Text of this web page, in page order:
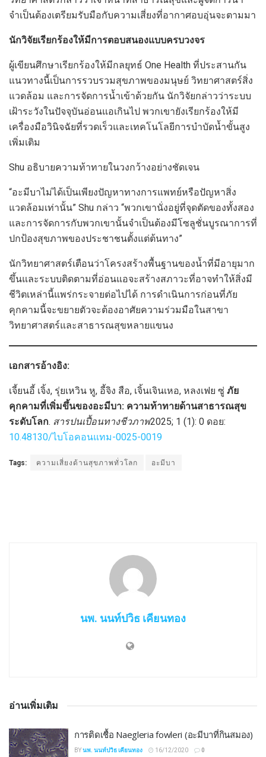
จำเป็นต้องเตรียมรับมือกับความเสี่ยงที่อากาศอบอุ่นจะตามมา
นักวิจัยเรียกร้องให้มีการตอบสนองแบบครบวงจร
ผู้เขียนศึกษาเรียกร้องให้มีกลยุทธ์ One Health ที่ประสานกัน
แนวทางนี้เป็นการรวบรวมสุขภาพของมนุษย์ วิทยาศาสตร์สิ่ง
แวดล้อม และการจัดการน้ำเข้าด้วยกัน นักวิจัยกล่าวว่าระบบ
เฝ้าระวังในปัจจุบันอ่อนแอเกินไป พวกเขายังเรียกร้องให้มี
เครื่องมือวินิจฉัยที่รวดเร็วและเทคโนโลยีการบำบัดน้ำขั้นสูง
เพิ่มเติม
Shu อธิบายความท้าทายในวงกว้างอย่างชัดเจน
“อะมีบาไม่ได้เป็นเพียงปัญหาทางการแพทย์หรือปัญหาสิ่ง
แวดล้อมเท่านั้น” Shu กล่าว “พวกเขานั่งอยู่ที่จุดตัดของทั้งสอง
และการจัดการกับพวกเขานั้นจำเป็นต้องมีโซลูชั่นบูรณาการที่
ปกป้องสุขภาพของประชาชนตั้งแต่ต้นทาง”
นักวิทยาศาสตร์เตือนว่าโครงสร้างพื้นฐานของน้ำที่มีอายุมาก
ขึ้นและระบบติดตามที่อ่อนแอจะสร้างสภาวะที่อาจทำให้สิ่งมี
ชีวิตเหล่านี้แพร่กระจายต่อไปได้ การดำเนินการก่อนที่ภัย
คุกคามนี้จะขยายตัวจะต้องอาศัยความร่วมมือในสาขา
วิทยาศาสตร์และสาธารณสุขหลายแขนง
เอกสารอ้างอิง:
เจี้ยนอี้ เจิ้ง, รุ่ยเหวิน หู, อี้จิง สือ, เจิ้นเจินเหอ, หลงเฟย ซู่ ภัย
คุกคามที่เพิ่มขึ้นของอะมีบา: ความท้าทายด้านสาธารณสุข
ระดับโลก. สารปนเปื้อนทางชีวภาพ2025; 1 (1): 0 ดอย:
10.48130/ไบโอคอนแทม-0025-0019
Tags: ความเสี่ยงด้านสุขภาพทั่วโลก อะมีบา
นพ. นนท์ปวิธ เคียนทอง
อ่านเพิ่มเติม
การติดเชื้อ Naegleria fowleri (อะมีบาที่กินสมอง)
BYนพ. นนท์ปวิธ เคียนทอง 16/12/2020 0